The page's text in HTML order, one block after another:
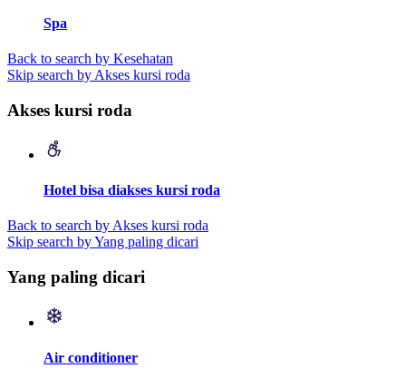
Spa
Back to search by Kesehatan
Skip search by Akses kursi roda
Akses kursi roda
Hotel bisa diakses kursi roda
Back to search by Akses kursi roda
Skip search by Yang paling dicari
Yang paling dicari
Air conditioner